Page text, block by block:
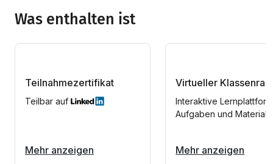
Was enthalten ist
Teilnahmezertifikat
Teilbar auf
Mehr anzeigen
Virtueller
Interaktive
Aufgaben und
Mehr anzeigen